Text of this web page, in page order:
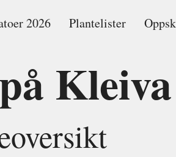
2026 Plantelister
Kleiva